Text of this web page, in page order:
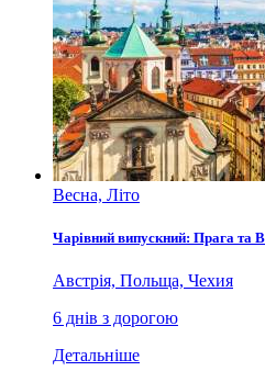
Весна, Літо
Чарівний випускний: Прага та
Австрія, Польща, Чехия
6 днів з дорогою
Детальніше